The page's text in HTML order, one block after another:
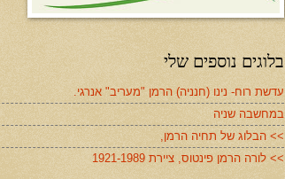
בלוגים נוספים שלי
עדשת רוח- נינו (חנניה) הרמן "מעריב" אנרגי.
במחשבה שניה
>> הבלוג של תחיה הרמן,
>> לורה הרמן פינטוס, ציירת 1921-1989